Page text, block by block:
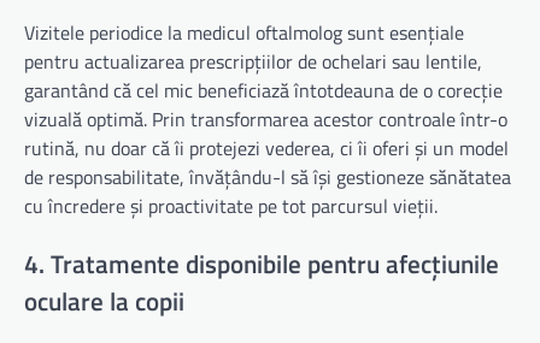
Vizitele periodice la medicul oftalmolog sunt esențiale
pentru actualizarea prescripțiilor de ochelari sau lentile,
garantând că cel mic beneficiază întotdeauna de o corecție
vizuală optimă. Prin transformarea acestor controale într-o
rutină, nu doar că îi protejezi vederea, ci îi oferi și un model
de responsabilitate, învățându-l să își gestioneze sănătatea
cu încredere și proactivitate pe tot parcursul vieții.
4. Tratamente disponibile pentru afecțiunile
oculare la copii